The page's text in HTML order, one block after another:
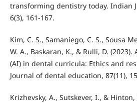
transforming dentistry today. Indian
6(3), 161-167.
Kim, C. S., Samaniego, C. S., Sousa
W. A., Baskaran, K., & Rulli, D.
(AI) in dental curricula: Ethics and
Journal of dental education, 87(11),
Krizhevsky, A., Sutskever, I., &